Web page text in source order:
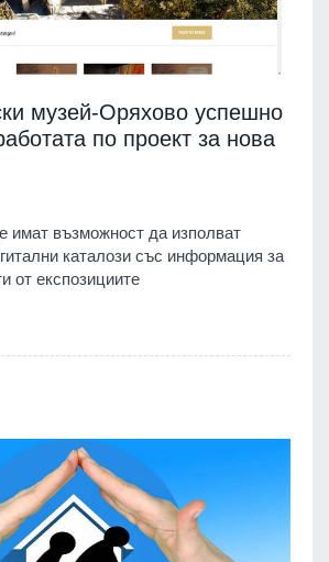
музей-Оряхово успешно
по проект за нова
имат възможност да изполват
каталози със информация за
от експозициите